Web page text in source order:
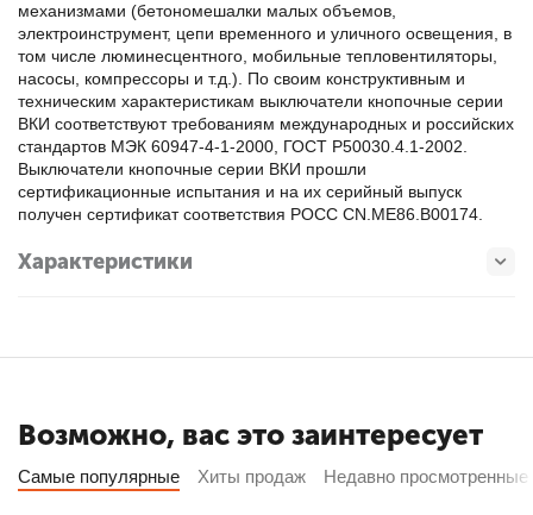
механизмами (бетономешалки малых объемов,
электроинструмент, цепи временного и уличного освещения, в
том числе люминесцентного, мобильные тепловентиляторы,
насосы, компрессоры и т.д.). По своим конструктивным и
техническим характеристикам выключатели кнопочные серии
ВКИ соответствуют требованиям международных и российских
стандартов МЭК 60947-4-1-2000, ГОСТ Р50030.4.1-2002.
Выключатели кнопочные серии ВКИ прошли
сертификационные испытания и на их серийный выпуск
получен сертификат соответствия РОСС CN.ME86.B00174.
Характеристики
Возможно, вас это заинтересует
Самые популярные Хиты продаж Недавно просмотренные